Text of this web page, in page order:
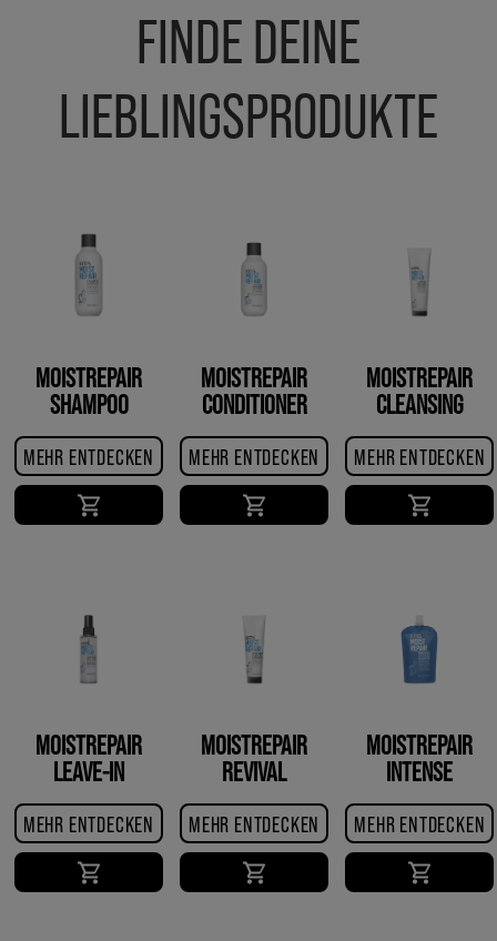
FINDE DEINE
LIEBLINGSPRODUKTE
MOISTREPAIR
SHAMPOO
MEHR ENTDECKEN
MOISTREPAIR
CONDITIONER
MEHR ENTDECKEN
MOISTREPAIR
CLEANSING
CONDITIONER
MEHR ENTDECKEN
MOISTREPAIR
LEAVE-IN
CONDITIONER
MEHR ENTDECKEN
MOISTREPAIR
REVIVAL
CREME
MEHR ENTDECKEN
MOISTREPAIR
INTENSE
RESTORE
TREATMENT
MEHR ENTDECKEN